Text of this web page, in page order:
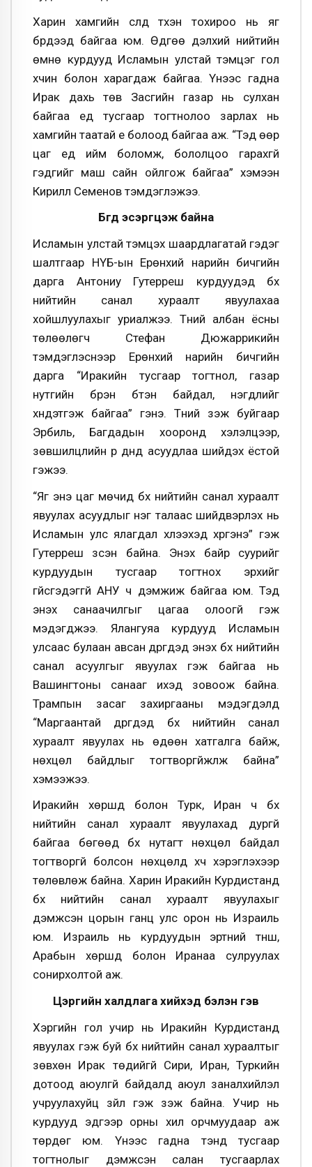
Харин хамгийн сүүлд түүхэн тохироо нь яг
бүрдээд байгаа юм. Өдгөө дэлхий нийтийн
өмнө курдууд Исламын улстай тэмцэг гол
хүчин болон харагдаж байгаа. Үүнээс гадна
Ирак дахь төв Засгийн газар нь сулхан
байгаа үед тусгаар тогтнолоо зарлах нь
хамгийн таатай үе болоод байгаа аж. “Тэд өөр
цаг үед ийм боломж, бололцоо гарахгүй
гэдгийг маш сайн ойлгож байгаа” хэмээн
Кирилл Семенов тэмдэглэжээ.
Бүгд эсэргүүцэж байна
Исламын улстай тэмцэх шаардлагатай гэдэг
шалтгаар НҮБ-ын Ерөнхий нарийн бичгийн
дарга Антониу Гутерреш курдуудэд бүх
нийтийн санал хураалт явуулахаа
хойшлуулахыг уриалжээ. Түүний албан ёсны
төлөөлөгч Стефан Дюжаррикийн
тэмдэглэснээр Ерөнхий нарийн бичгийн
дарга “Иракийн тусгаар тогтнол, газар
нутгийн бүрэн бүтэн байдал, нэгдлийг
хүндэтгэж байгаа” гэнэ. Түүний үзэж буйгаар
Эрбиль, Багдадын хооронд хэлэлцээр,
зөвшилцлийн үр дүнд асуудлаа шийдэх ёстой
гэжээ.
“Яг энэ цаг мөчид бүх нийтийн санал хураалт
явуулах асуудлыг нэг талаас шийдвэрлэх нь
Исламын улс ялагдал хүлээхэд хүргэнэ” гэж
Гутерреш үзсэн байна. Энэхүү байр суурийг
курдуудын тусгаар тогтнох эрхийг
үгүйсгэдэггүй АНУ ч дэмжиж байгаа юм. Тэд
энэхүү санаачилгыг цагаа олоогүй гэж
мэдэгджээ. Ялангуяа курдууд Исламын
улсаас булаан авсан дүүргүүдэд энэхүү бүх нийтийн
санал асуулгыг явуулах гэж байгаа нь
Вашингтоны санааг ихэд зовоож байна.
Трампын засаг захиргааны мэдэгдэлд
“Маргаантай дүүргүүдэд бүх нийтийн санал
хураалт явуулах нь өдөөн хатгалга байж,
нөхцөл байдлыг тогтворгүйжүүлж байна”
хэмээжээ.
Иракийн хөршүүд болон Турк, Иран ч бүх
нийтийн санал хураалт явуулахад дургүй
байгаа бөгөөд бүх нутагт нөхцөл байдал
тогтворгүй болсон нөхцөлд хүч хэрэглэхээр
төлөвлөж байна. Харин Иракийн Курдистанд
бүх нийтийн санал хураалт явуулахыг
дэмжсэн цорын ганц улс орон нь Израиль
юм. Израиль нь курдуудын эртний түнш,
Арабын хөршүүд болон Иранаа сулруулах
сонирхолтой аж.
Цэргийн халдлага хийхэд бэлэн гэв
Хэргийн гол учир нь Иракийн Курдистанд
явуулах гэж буй бүх нийтийн санал хураалтыг
зөвхөн Ирак төдийгүй Сири, Иран, Туркийн
дотоод аюулгүй байдалд аюул заналхийлэл
учруулахуйц зүйл гэж үзэж байна. Учир нь
курдууд эдгээр орны хил орчмуудаар аж
төрдөг юм. Үүнээс гадна тэнд тусгаар
тогтнолыг дэмжсэн салан тусгаарлах